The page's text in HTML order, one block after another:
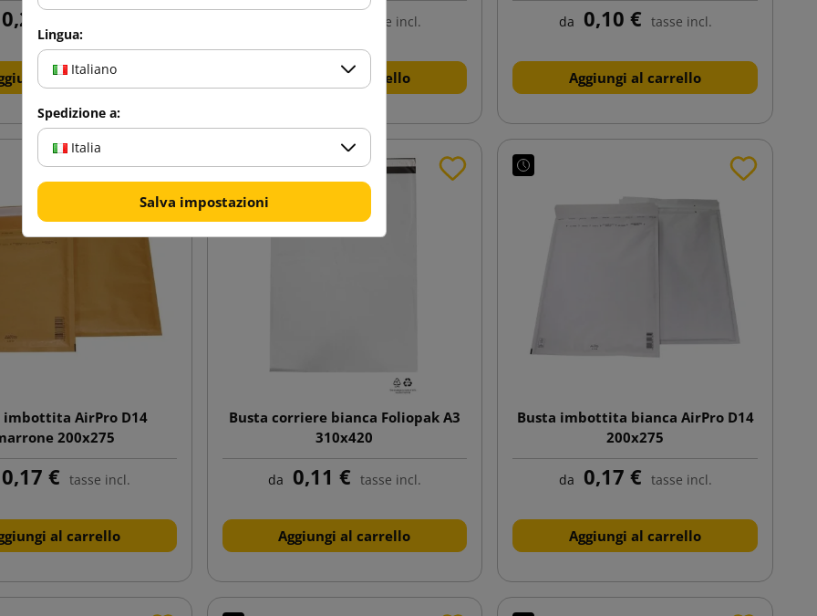
€
al carrello
0,12 € tasse incl.
Aggiungi al carrello
da 0,10 € tasse incl.
Aggiungi al carrello
imbottita AirPro D14
200x275
€ tasse incl.
al carrello
Busta corriere bianca Foliopak A3
310x420
da 0,11 € tasse incl.
Aggiungi al carrello
Busta imbottita bianca AirPro D14
200x275
da 0,17 € tasse incl.
Aggiungi al carrello
Lingua:
Italiano
Spedizione a:
Italia
Salva impostazioni